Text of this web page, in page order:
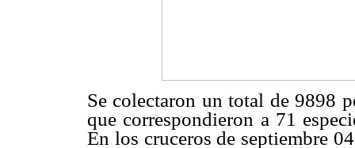
Se colectaron un total de 9898
que correspondieron a 71
En los cruceros de septiembre